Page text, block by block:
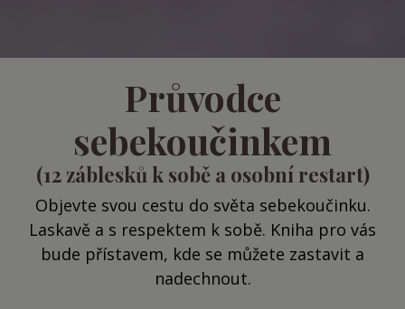
Průvodce
sebekoučinkem
(12 záblesků k sobě a osobní restart)
Objevte svou cestu do světa sebekoučinku.
Laskavě a s respektem k sobě. Kniha pro vás
bude přístavem, kde se můžete zastavit a
nadechnout.